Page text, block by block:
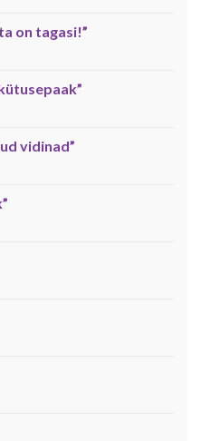
on tagasi!”
vidinad”